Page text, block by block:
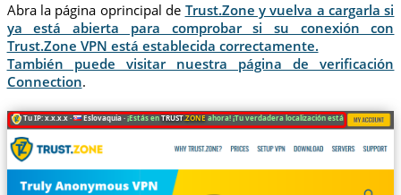
Abra la página oprincipal de Trust.Zone y vuelva a cargarla si
ya está abierta para comprobar si su conexión con
Trust.Zone VPN está establecida correctamente.
También puede visitar nuestra página de verificación
Connection.
Tu IP: x.x.x.x · Eslovaquia ·¡Estás enTRUST.ZONEahora! ¡Tu verdadera localización está oculta!